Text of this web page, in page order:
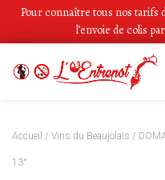
Pour connaître tous nos tarifs
l’envoie de colis
Accueil / Vins du Beaujolais /
13°